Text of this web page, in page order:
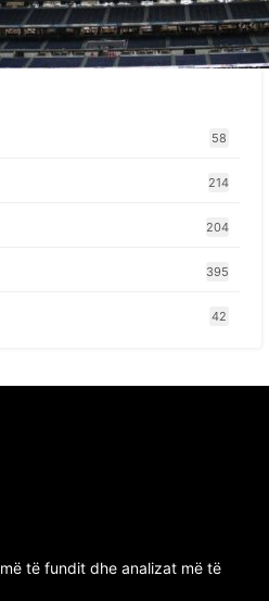
urgjentisht në spital pas
zemrën, mungon në ndeshjet
58
214
204
395
42
të fundit dhe analizat më të